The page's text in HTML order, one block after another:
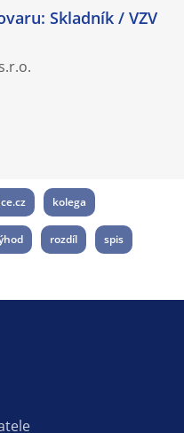
Skladník / VZV
kolega
rozdíl spis